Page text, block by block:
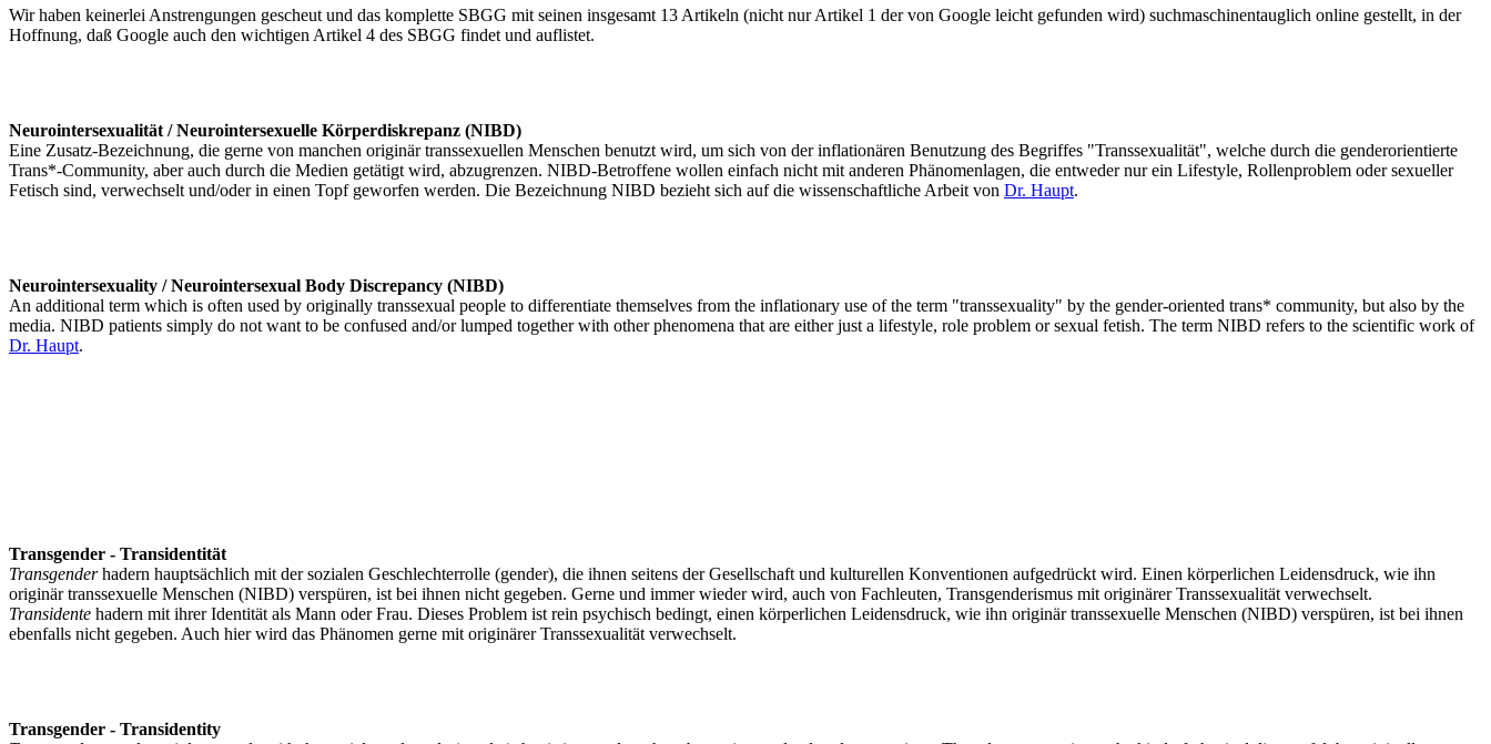
Wir haben keinerlei Anstrengungen gescheut und das komplette SBGG mit seinen insgesamt 13 Artikeln (nicht nur Artikel 1 der von Google leicht gefunden wird) suchmaschinentauglich online gestellt, in der
Hoffnung, daß Google auch den wichtigen Artikel 4 des SBGG findet und auflistet.
Neurointersexualität / Neurointersexuelle Körperdiskrepanz (NIBD)
Eine Zusatz-Bezeichnung, die gerne von manchen originär transsexuellen Menschen benutzt wird, um sich von der inflationären Benutzung des Begriffes "Transsexualität", welche durch die genderorientierte
Trans*-Community, aber auch durch die Medien getätigt wird, abzugrenzen. NIBD-Betroffene wollen einfach nicht mit anderen Phänomenlagen, die entweder nur ein Lifestyle, Rollenproblem oder sexueller
Fetisch sind, verwechselt und/oder in einen Topf geworfen werden. Die Bezeichnung NIBD bezieht sich auf die wissenschaftliche Arbeit von Dr. Haupt.
Neurointersexuality / Neurointersexual Body Discrepancy (NIBD)
An additional term which is often used by originally transsexual people to differentiate themselves from the inflationary use of the term "transsexuality" by the gender-oriented trans* community, but also by the
media. NIBD patients simply do not want to be confused and/or lumped together with other phenomena that are either just a lifestyle, role problem or sexual fetish. The term NIBD refers to the scientific work of
Dr. Haupt.
Transgender - Transidentität
Transgenderhadern hauptsächlich mit der sozialen Geschlechterrolle (gender), die ihnen seitens der Gesellschaft und kulturellen Konventionen aufgedrückt wird. Einen körperlichen Leidensdruck, wie ihn
originär transsexuelle Menschen (NIBD) verspüren, ist bei ihnen nicht gegeben. Gerne und immer wieder wird, auch von Fachleuten, Transgenderismus mit originärer Transsexualität verwechselt.
Transidente hadern mit ihrer Identität als Mann oder Frau. Dieses Problem ist rein psychisch bedingt, einen körperlichen Leidensdruck, wie ihn originär transsexuelle Menschen (NIBD) verspüren, ist bei ihnen
ebenfalls nicht gegeben. Auch hier wird das Phänomen gerne mit originärer Transsexualität verwechselt.
Transgender - Transidentity